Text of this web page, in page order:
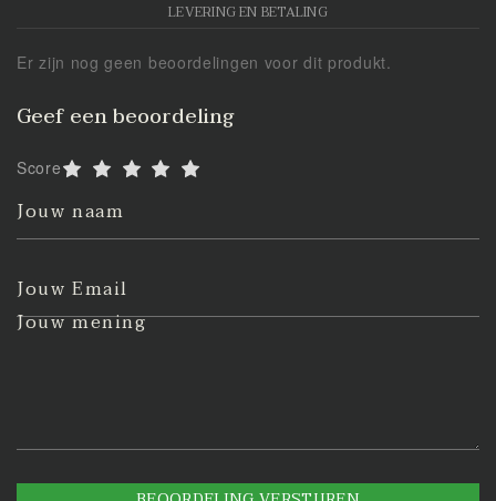
LEVERING EN BETALING
Er zijn nog geen beoordelingen voor dit produkt.
Geef een beoordeling
Score
Jouw naam
Jouw Email
Jouw mening